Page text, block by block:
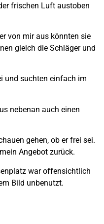
frischen Luft austoben
von mir aus könnten sie
gleich die Schläger und
und suchten einfach im
nebenan auch einen
gehen, ob er frei sei.
Angebot zurück.
war offensichtlich
Bild unbenutzt.